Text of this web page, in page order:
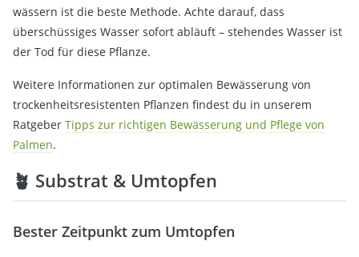
wässern ist die beste Methode. Achte darauf, dass
überschüssiges Wasser sofort abläuft – stehendes Wasser ist
der Tod für diese Pflanze.
Weitere Informationen zur optimalen Bewässerung von
trockenheitsresistenten Pflanzen findest du in unserem
Ratgeber Tipps zur richtigen Bewässerung und Pflege von
Palmen.
🪴 Substrat & Umtopfen
Bester Zeitpunkt zum Umtopfen